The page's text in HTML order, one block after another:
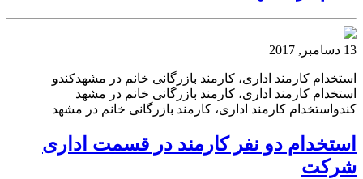
13 دسامبر, 2017
استخدام کارمند اداری، کارمند بازرگانی خانم در مشهدکندو
استخدام کارمند اداری، کارمند بازرگانی خانم در مشهد
کندواستخدام کارمند اداری، کارمند بازرگانی خانم در مشهد
استخدام دو نفر کارمند در قسمت اداری
شرکت